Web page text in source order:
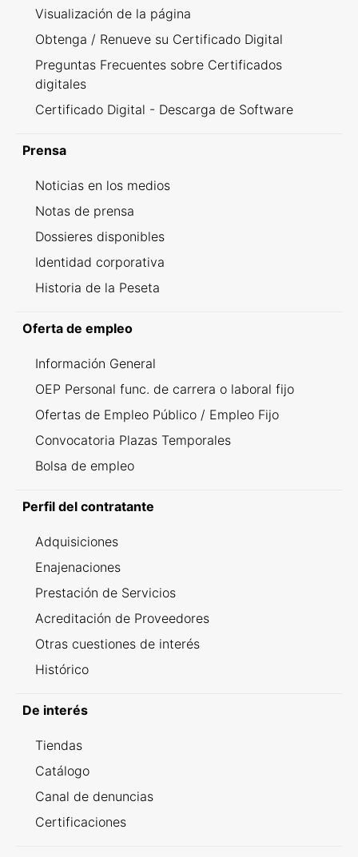
Visualización de la página
Obtenga / Renueve su Certificado Digital
Preguntas Frecuentes sobre Certificados
digitales
Certificado Digital - Descarga de Software
Prensa
Noticias en los medios
Notas de prensa
Dossieres disponibles
Identidad corporativa
Historia de la Peseta
Oferta de empleo
Información General
OEP Personal func. de carrera o laboral fijo
Ofertas de Empleo Público / Empleo Fijo
Convocatoria Plazas Temporales
Bolsa de empleo
Perfil del contratante
Adquisiciones
Enajenaciones
Prestación de Servicios
Acreditación de Proveedores
Otras cuestiones de interés
Histórico
De interés
Tiendas
Catálogo
Canal de denuncias
Certificaciones